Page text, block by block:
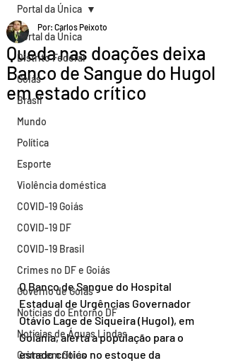
Portal da Única
Distrito Federal
Goiás
Brasil
Mundo
Política
Esporte
Violência doméstica
COVID-19 Goiás
COVID-19 DF
COVID-19 Brasil
Crimes no DF e Goiás
Governo de Goiás
Notícias do Entorno DF
Notícias de Águas Lindas
Crime em Goiás
Portal da Única
Queda nas doações deixa
Banco de Sangue do Hugol
em estado crítico
Por: Carlos Peixoto
O Banco de Sangue do Hospital
Estadual de Urgências Governador
Otávio Lage de Siqueira (Hugol), em
Goiânia, alerta a população para o
estado crítico no estoque da